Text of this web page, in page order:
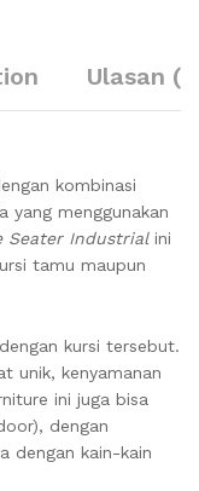
Ulasan
kombinasi
yang menggunakan
Seater Industrialini
tamu maupun
kursi tersebut.
unik, kenyamanan
ini juga bisa
dengan
dengan kain-kain